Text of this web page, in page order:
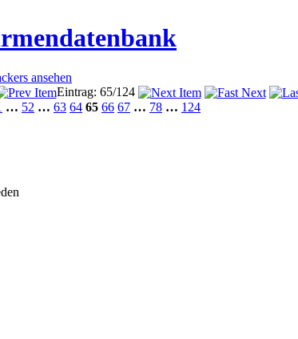
ansehen
Eintrag: 65/124
… 52 … 63 64 65 66 67 … 78 … 124